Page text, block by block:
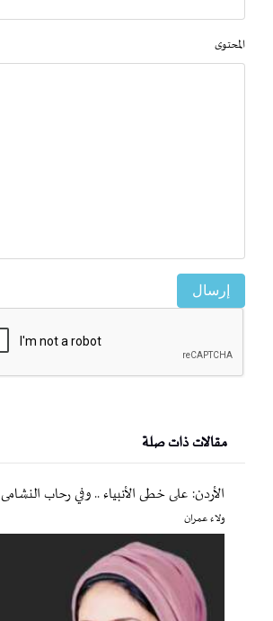
المحتوى
إرسال
مقالات ذات صلة
الأردن: على خطى الأنبياء .. وفي رحاب النشامى
ولاء عمران